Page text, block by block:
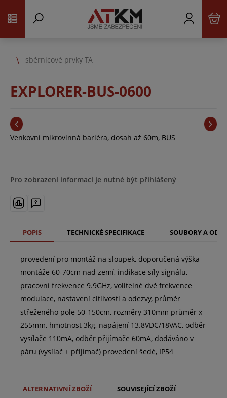
sběrnicové prvky TA
EXPLORER-BUS-0600
Venkovní mikrovlnná bariéra, dosah až 60m, BUS
Pro zobrazení informací je nutné být přihlášený
POPIS TECHNICKÉ SPECIFIKACE SOUBORY A
provedení pro montáž na sloupek, doporučená výška
montáže 60-70cm nad zemí, indikace síly signálu,
pracovní frekvence 9.9GHz, volitelné dvě frekvence
modulace, nastavení citlivosti a odezvy, průměr
střeženého pole 50-150cm, rozměry 310mm průměr x
255mm, hmotnost 3kg, napájení 13.8VDC/18VAC, odběr
vysílače 110mA, odběr přijímače 60mA, dodáváno v
páru (vysílač + přijímač) provedení šedé, IP54
ALTERNATIVNÍ ZBOŽÍ SOUVISEJÍCÍ ZBOŽÍ